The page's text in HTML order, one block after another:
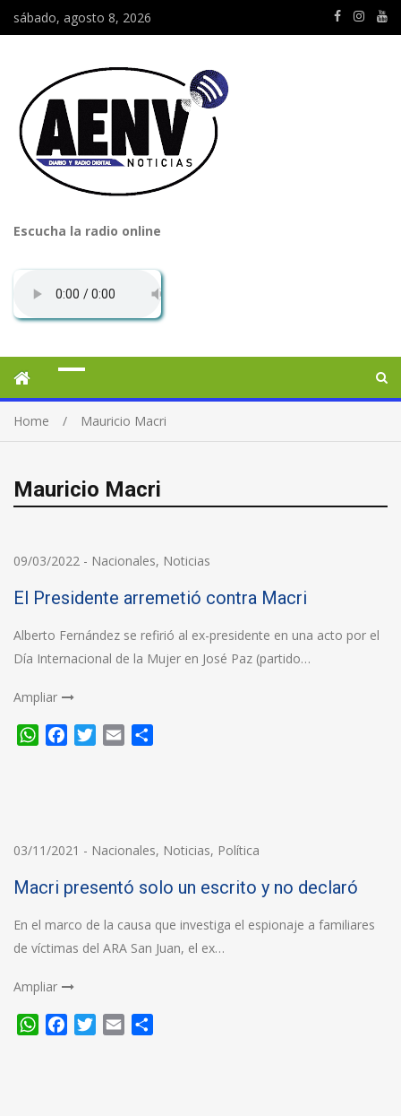
sábado, agosto 8, 2026
Escucha la radio online
Home Mauricio Macri
Mauricio Macri
09/03/2022 - Nacionales, Noticias
El Presidente arremetió contra Macri
Alberto Fernández se refirió al ex-presidente en una acto por el
Día Internacional de la Mujer en José Paz (partido…
Ampliar
WhatsApp
FacebookTwitter
Email
03/11/2021 - Nacionales, Noticias, Política
Macri presentó solo un escrito y no declaró
En el marco de la causa que investiga el espionaje a familiares
de víctimas del ARA San Juan, el ex…
Ampliar
WhatsApp
FacebookTwitter
Email